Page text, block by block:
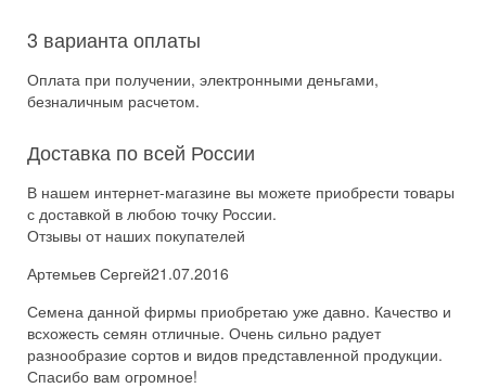
3 варианта оплаты
Оплата при получении, электронными деньгами,
безналичным расчетом.
Доставка по всей России
В нашем интернет-магазине вы можете приобрести товары
с доставкой в любою точку России.
Отзывы от наших покупателей
Артемьев Сергей21.07.2016
Семена данной фирмы приобретаю уже давно. Качество и
всхожесть семян отличные. Очень сильно радует
разнообразие сортов и видов представленной продукции.
Спасибо вам огромное!